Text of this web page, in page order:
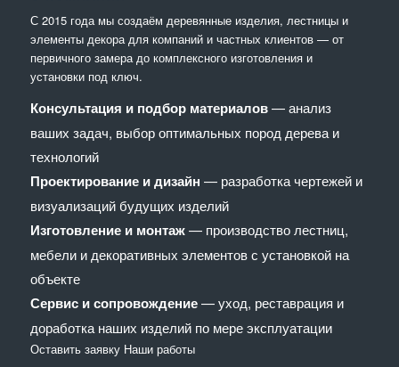
С 2015 года мы создаём деревянные изделия, лестницы и
элементы декора для компаний и частных клиентов — от
первичного замера до комплексного изготовления и
установки под ключ.
Консультация и подбор материалов— анализ
ваших задач, выбор оптимальных пород дерева и
технологий
Проектирование и дизайн — разработка чертежей и
визуализаций будущих изделий
Изготовление и монтаж— производство лестниц,
мебели и декоративных элементов с установкой на
объекте
Сервис и сопровождение— уход, реставрация и
доработка наших изделий по мере эксплуатации
Оставить заявку Наши работы